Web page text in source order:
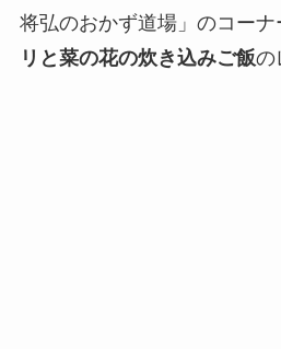
将弘のおかず道場」のコーナ
リと菜の花の炊き込みご飯の